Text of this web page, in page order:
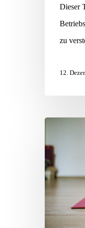
Dieser
zu
12.